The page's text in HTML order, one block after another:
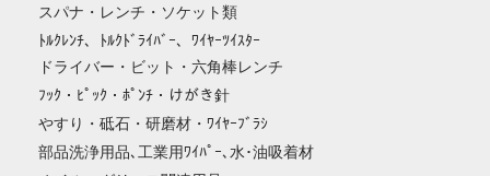
スパナ・レンチ・ソケット類
ﾄﾙｸﾚﾝﾁ、ﾄﾙｸﾄﾞﾗｲﾊﾞｰ、ﾜｲﾔｰﾂｲｽﾀｰ
ドライバー・ビット・六角棒レンチ
ﾌｯｸ・ﾋﾟｯｸ・ﾎﾟﾝﾁ・けがき針
やすり・砥石・研磨材・ﾜｲﾔｰﾌﾞﾗｼ
部品洗浄用品､工業用ﾜｲﾊﾟｰ､水･油吸着材